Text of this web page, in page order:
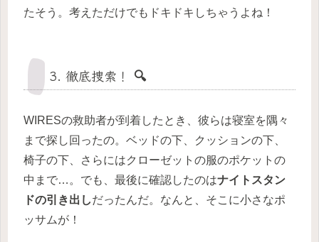
たそう。考えただけでもドキドキしちゃうよね！
3. 徹底捜索！ 🔍
WIRESの救助者が到着したとき、彼らは寝室を隅々
まで探し回ったの。ベッドの下、クッションの下、
椅子の下、さらにはクローゼットの服のポケットの
中まで…。でも、最後に確認したのはナイトスタン
ドの引き出しだったんだ。なんと、そこに小さなポ
ッサムが！